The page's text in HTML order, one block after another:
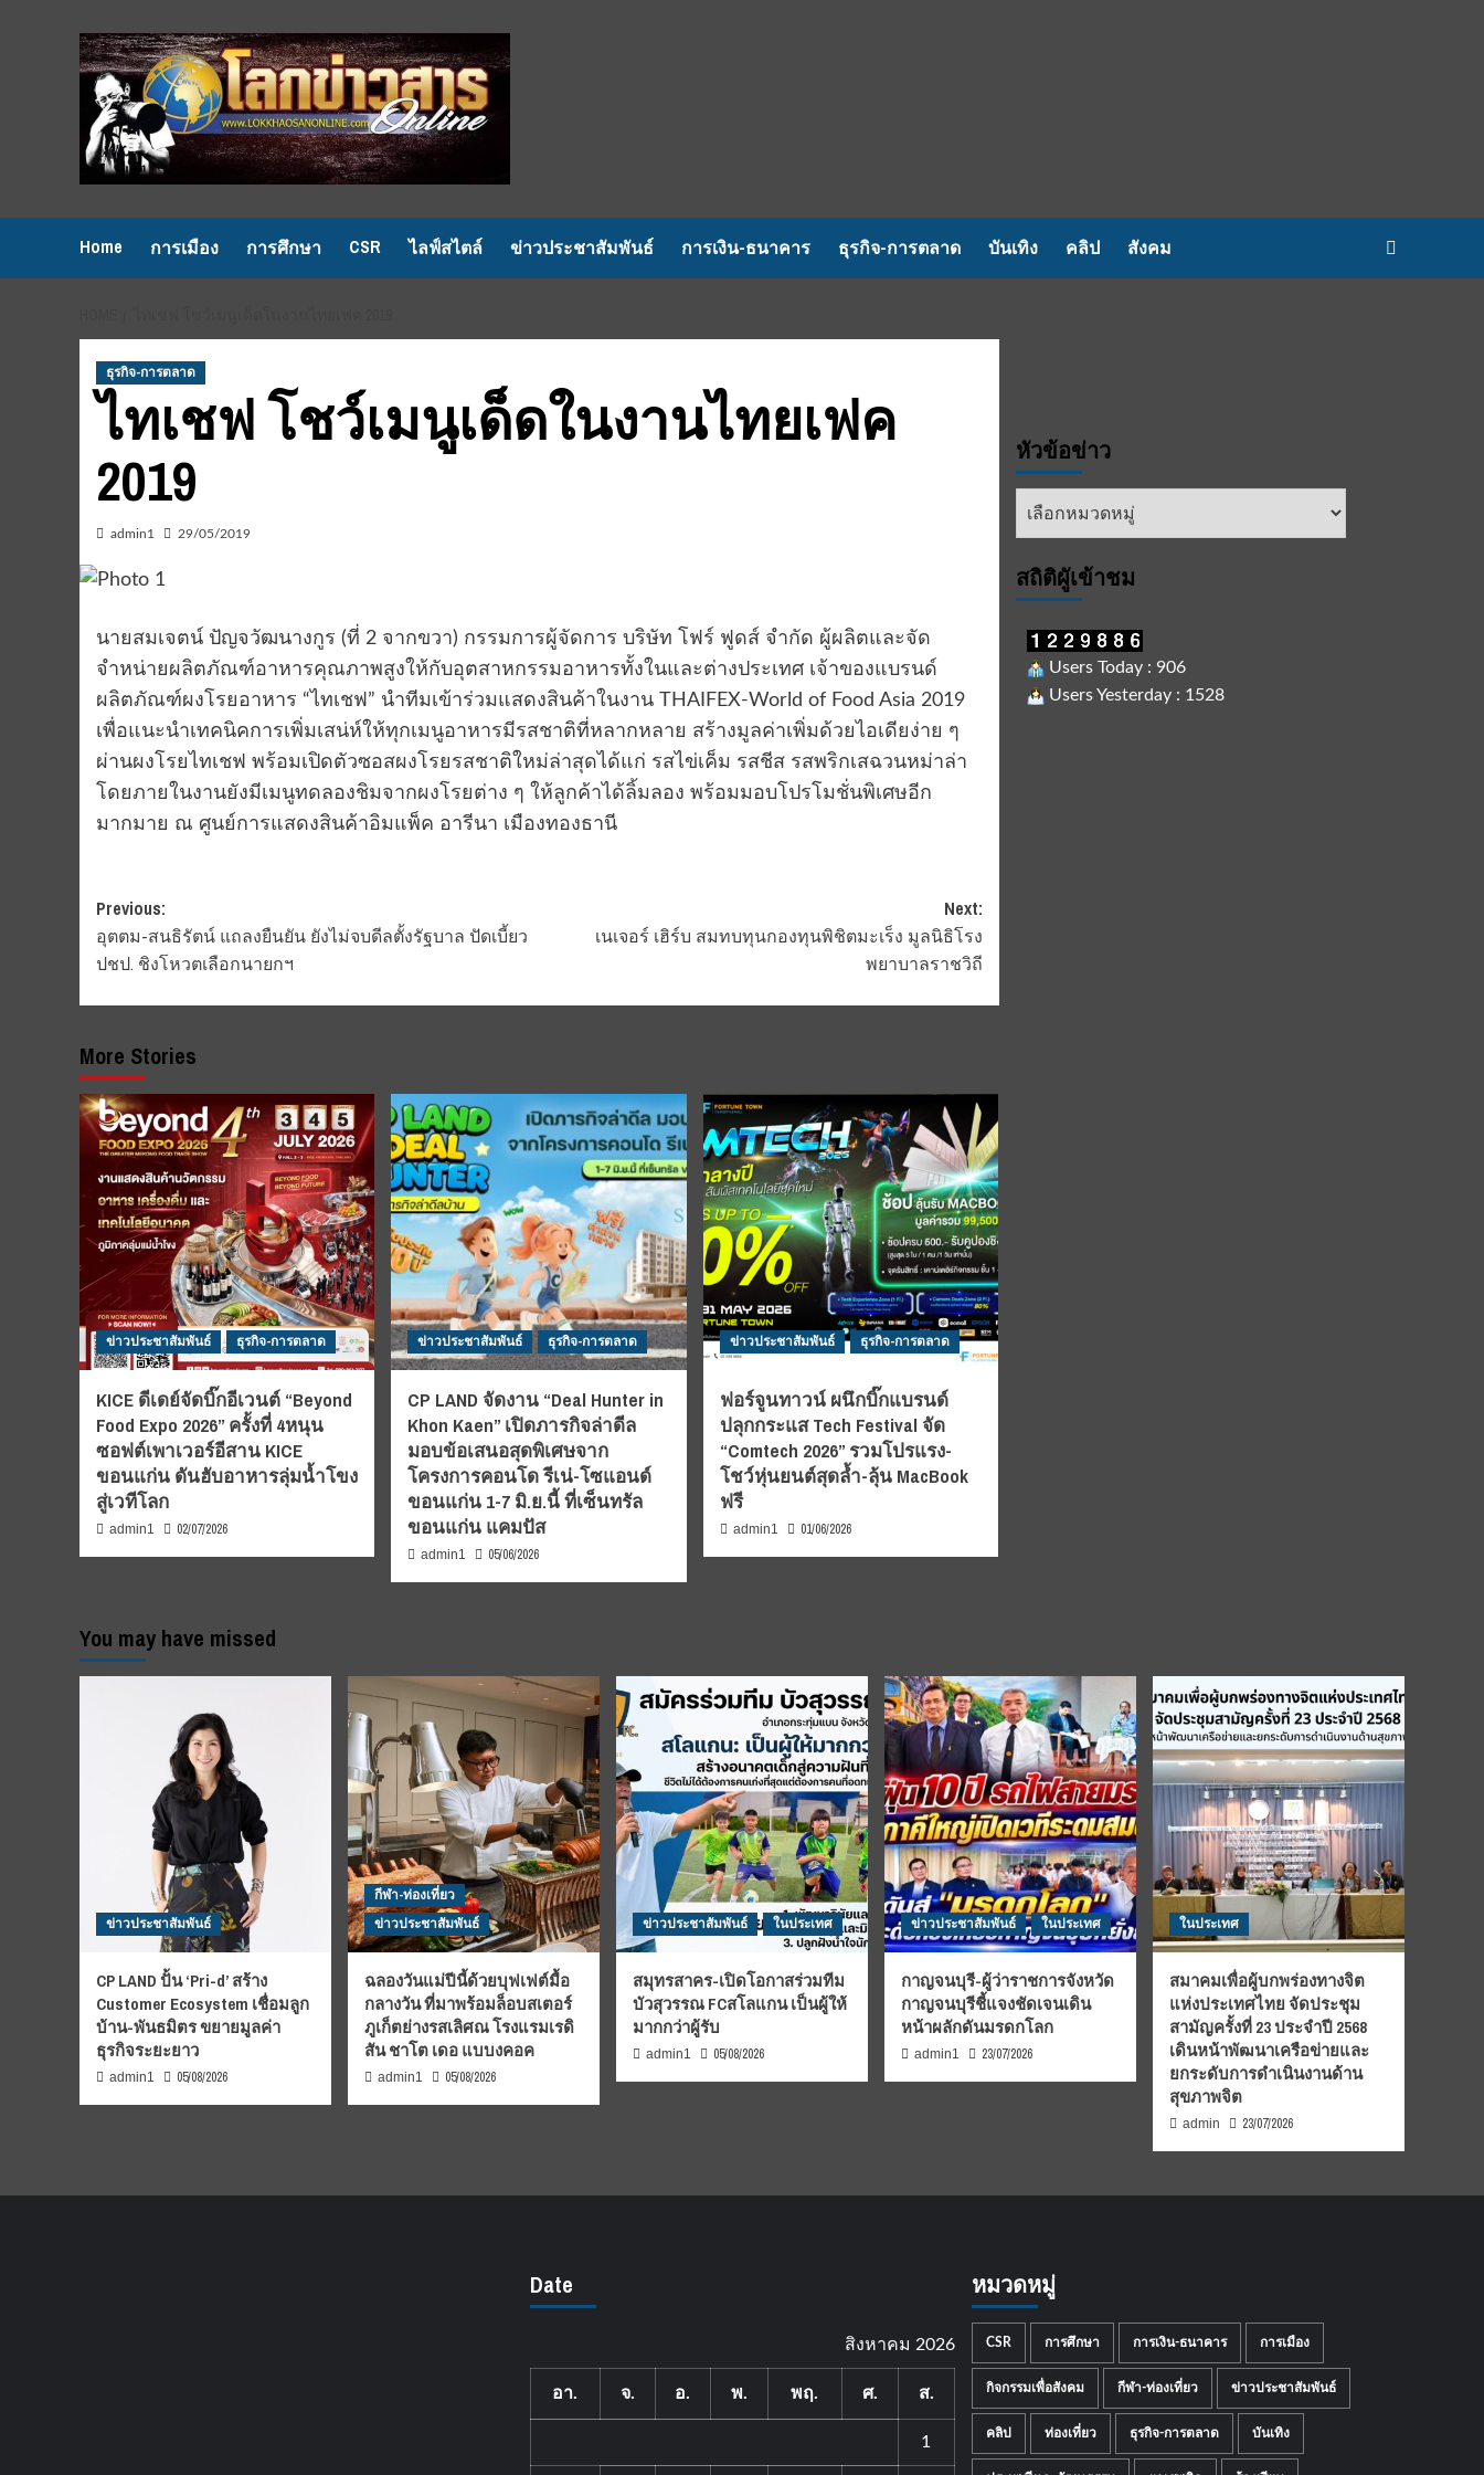
Home การเมือง การศึกษา CSR ไลฟ์สไตล์ ข่าวประชาสัมพันธ์ การเงิน-ธนาคาร ธุรกิจ-การตลาด บันเทิง คลิป สังคม
ธุรกิจ-การตลาด
ไทเชฟ โชว์เมนูเด็ดในงานไทยเฟค
2019
admin1 29/05/2019
นายสมเจตน์ ปัญจวัฒนางกูร (ที่ 2 จากขวา) กรรมการผู้จัดการ บริษัท โฟร์ ฟูดส์ จำกัด ผู้ผลิตและจัด
จำหน่ายผลิตภัณฑ์อาหารคุณภาพสูงให้กับอุตสาหกรรมอาหารทั้งในและต่างประเทศ เจ้าของแบรนด์
ผลิตภัณฑ์ผงโรยอาหาร “ไทเชฟ” นำทีมเข้าร่วมแสดงสินค้าในงาน THAIFEX-World of Food Asia 2019
เพื่อแนะนำเทคนิคการเพิ่มเสน่ห์ให้ทุกเมนูอาหารมีรสชาติที่หลากหลาย สร้างมูลค่าเพิ่มด้วยไอเดียง่าย ๆ
ผ่านผงโรยไทเชฟ พร้อมเปิดตัวซอสผงโรยรสชาติใหม่ล่าสุดได้แก่ รสไข่เค็ม รสชีส รสพริกเสฉวนหม่าล่า
โดยภายในงานยังมีเมนูทดลองชิมจากผงโรยต่าง ๆ ให้ลูกค้าได้ลิ้มลอง พร้อมมอบโปรโมชั่นพิเศษอีก
มากมาย ณ ศูนย์การแสดงสินค้าอิมแพ็ค อารีนา เมืองทองธานี
Post
navigation
Previous:
อุตตม-สนธิรัตน์ แถลงยืนยัน ยังไม่จบดีลตั้งรัฐบาล ปัดเบี้ยว
ปชป. ชิงโหวตเลือกนายกฯ
Next:
เนเจอร์ เฮิร์บ สมทบทุนกองทุนพิชิตมะเร็ง มูลนิธิโรง
พยาบาลราชวิถี
More Stories
ข่าวประชาสัมพันธ์ ธุรกิจ-การตลาด
KICE ดีเดย์จัดบิ๊กอีเวนต์ “Beyond
Food Expo 2026” ครั้งที่ 4หนุน
ซอฟต์เพาเวอร์อีสาน KICE
ขอนแก่น ดันฮับอาหารลุ่มน้ำโขง
สู่เวทีโลก
admin1 02/07/2026
ข่าวประชาสัมพันธ์ ธุรกิจ-การตลาด
CP LAND จัดงาน “Deal Hunter in
Khon Kaen” เปิดภารกิจล่าดีล
มอบข้อเสนอสุดพิเศษจาก
โครงการคอนโด รีเน่-โซแอนด์
ขอนแก่น 1-7 มิ.ย.นี้ ที่เซ็นทรัล
ขอนแก่น แคมปัส
admin1 05/06/2026
ข่าวประชาสัมพันธ์ ธุรกิจ-การตลาด
ฟอร์จูนทาวน์ ผนึกบิ๊กแบรนด์
ปลุกกระแส Tech Festival จัด
“Comtech 2026” รวมโปรแรง-
โชว์หุ่นยนต์สุดล้ำ-ลุ้น MacBook
ฟรี
admin1 01/06/2026
หัวข้อข่าว
หัวข้อ
สถิติผูัเข้าชม
Users Today : 906
Users Yesterday : 1528
You may have missed
ข่าวประชาสัมพันธ์
CP LAND ปั้น ‘Pri-d’ สร้าง
Customer Ecosystem เชื่อมลูก
บ้าน-พันธมิตร ขยายมูลค่า
ธุรกิจระยะยาว
admin1 05/08/2026
กีฬา-ท่องเที่ยว
ข่าวประชาสัมพันธ์
ฉลองวันแม่ปีนี้ด้วยบุฟเฟต์มื้อ
กลางวัน ที่มาพร้อมล็อบสเตอร์
ภูเก็ตย่างรสเลิศณ โรงแรมเรดิ
สัน ชาโต เดอ แบบงคอค
admin1 05/08/2026
ข่าวประชาสัมพันธ์ ในประเทศ
สมุทรสาคร-เปิดโอกาสร่วมทีม
บัวสุวรรณ FCสโลแกน เป็นผู้ให้
มากกว่าผู้รับ
admin1 05/08/2026
ข่าวประชาสัมพันธ์ ในประเทศ
กาญจนบุรี-ผู้ว่าราชการจังหวัด
กาญจนบุรีชี้แจงชัดเจนเดิน
หน้าผลักดันมรดกโลก
admin1 23/07/2026
ในประเทศ
สมาคมเพื่อผู้บกพร่องทางจิต
แห่งประเทศไทย จัดประชุม
สามัญครั้งที่ 23 ประจำปี 2568
เดินหน้าพัฒนาเครือข่ายและ
ยกระดับการดำเนินงานด้าน
สุขภาพจิต
admin 23/07/2026
Date
สิงหาคม 2026
อา. จ. อ. พ. พฤ. ศ. ส.
1
หมวดหมู่
CSR การศึกษา การเงิน-ธนาคาร การเมือง
กิจกรรมเพื่อสังคม กีฬา-ท่องเที่ยว ข่าวประชาสัมพันธ์
คลิป ท่องเที่ยว ธุรกิจ-การตลาด บันเทิง